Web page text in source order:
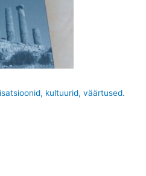
kultuurid, väärtused.